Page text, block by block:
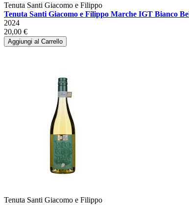
Tenuta Santi Giacomo e Filippo
Tenuta Santi Giacomo e Filippo Marche IGT Bianco
2024
20,00 €
Aggiungi al Carrello
Tenuta Santi Giacomo e Filippo